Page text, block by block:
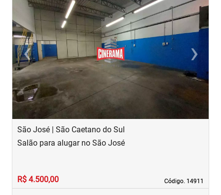
‹Previous ›
Next
São José | São Caetano do Sul
Código. 14911
Código. 14911
Salão para alugar no São José
R$ 4.500,00